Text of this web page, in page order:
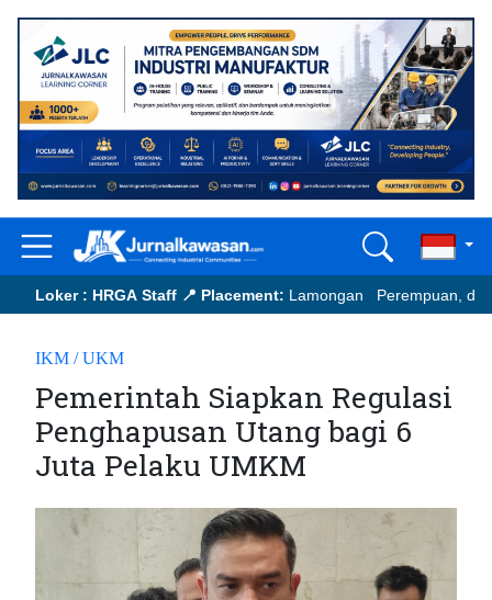
Loker : HRGA Staff📍 Placement:Lamongan Perempuan, dengan
IKM / UKM
Pemerintah Siapkan Regulasi
Penghapusan Utang bagi 6
Juta Pelaku UMKM